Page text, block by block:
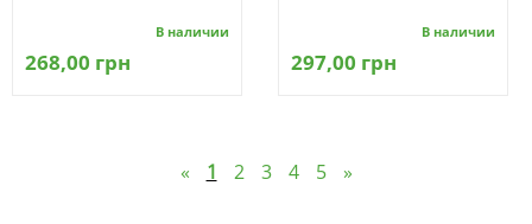
В наличии
268,00 грн
В наличии
297,00 грн
« 1 2 3 4 5 »